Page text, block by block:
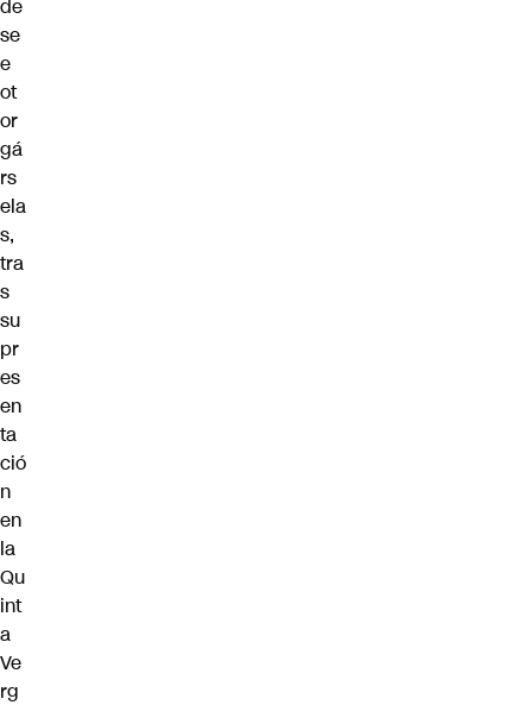
de
se
e
ot
or
gá
rs
ela
s,
tra
s
su
pr
es
en
ta
ció
n
en
la
Qu
int
a
Ve
rg